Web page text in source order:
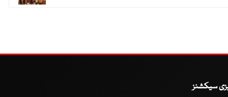
سیکشنز